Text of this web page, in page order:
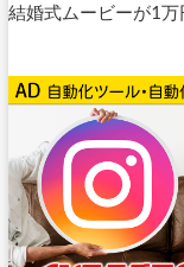
結婚式ムービーが1